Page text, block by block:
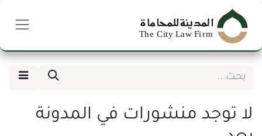
تخطي للذهاب إلى المحتوى
لا توجد منشورات في المدونة